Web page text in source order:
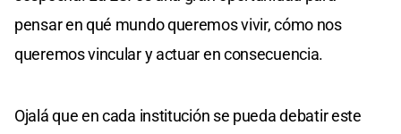
pensar en qué mundo queremos vivir, cómo nos
queremos vincular y actuar en consecuencia.
Ojalá que en cada institución se pueda debatir este